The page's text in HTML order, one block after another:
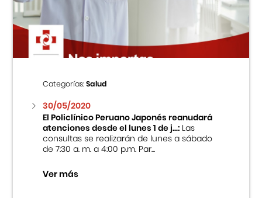
Categorías:Salud
30/05/2020
El Policlínico Peruano Japonés reanudará
atenciones desde el lunes 1 de j...:Las
consultas se realizarán de lunes a sábado
de 7:30 a. m. a 4:00 p.m. Par...
Ver más